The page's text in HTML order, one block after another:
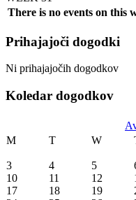
There is no events on this
Prihajajoči dogodki
Ni prihajajočih dogodkov
Koledar dogodkov
M
T W
3
4 5
10
11 12
17
18 19